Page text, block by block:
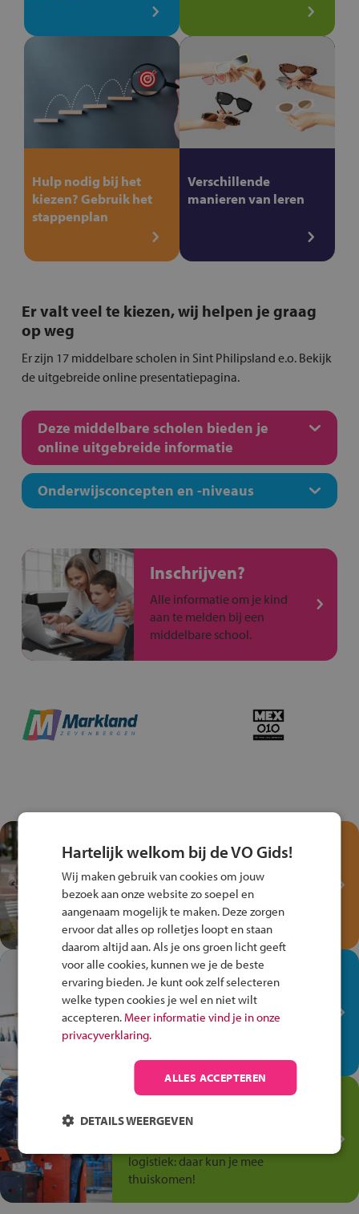
Hulp nodig bij het
kiezen? Gebruik het
stappenplan
Verschillende
manieren van leren
Er valt veel te kiezen, wij helpen je graag
op weg
Er zijn 17 middelbare scholen in Sint Philipsland e.o. Bekijk
de uitgebreide online presentatiepagina.
Deze middelbare scholen bieden je
online uitgebreide informatie
Onderwijsconcepten en -niveaus
Inschrijven?
Alle informatie om je kind
aan te melden bij een
middelbare school.
Test je kennis met het
Fiets Veilig
Verkeersspel!
Speel het Fiets Veilig Verkeersspel
en win een Cortina-fiets!
In de winkel ben je op je
plek!
Ontdek via het vmbo jouw talent
op de winkelvloer, waar elke dag
Jouw talent in de
Transport en Logistiek
logistiek: daar kun je mee
thuiskomen!
Hartelijk welkom bij de VO Gids!
Wij maken gebruik van cookies om jouw
bezoek aan onze website zo soepel en
aangenaam mogelijk te maken. Deze zorgen
ervoor dat alles op rolletjes loopt en staan
daarom altijd aan. Als je ons groen licht geeft
voor alle cookies, kunnen we je de beste
ervaring bieden. Je kunt ook zelf selecteren
welke typen cookies je wel en niet wilt
accepteren. Meer informatie vind je in onze
privacyverklaring.
ALLES ACCEPTEREN
DETAILS WEERGEVEN